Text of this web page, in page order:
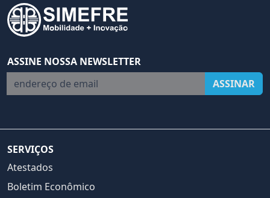
ASSINE NOSSA NEWSLETTER
endereço de email
ASSINAR
SERVIÇOS
Atestados
Boletim Econômico